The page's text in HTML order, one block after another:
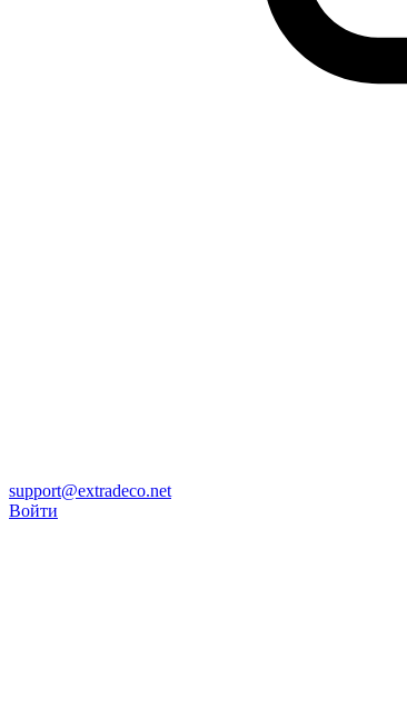
support@extradeco.net
Войти